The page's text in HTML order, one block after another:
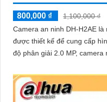
800,000 ₫
1,100,000 ₫
Camera an ninh DH-H2AE
được thiết kế để cung cấp
độ phân giải 2.0 MP, camera